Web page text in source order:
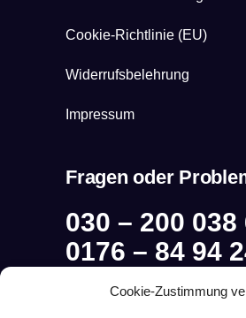
Cookie-Zustimmung
Cookie-Richtlinie (EU)
Widerrufsbelehrung
Impressum
Fragen oder
030 – 200 038
0176 – 84 94
Halteverbot in Berlin rund um